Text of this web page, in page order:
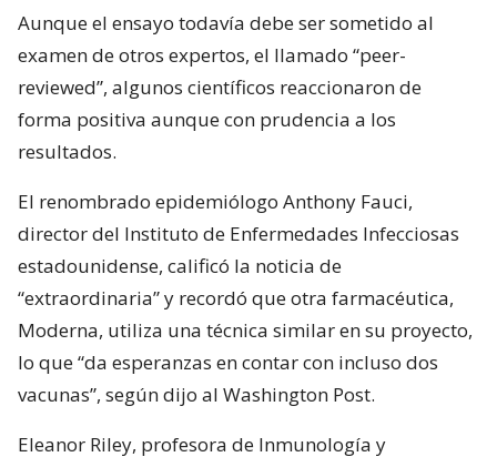
Aunque el ensayo todavía debe ser sometido al
examen de otros expertos, el llamado “peer-
reviewed”, algunos científicos reaccionaron de
forma positiva aunque con prudencia a los
resultados.
El renombrado epidemiólogo Anthony Fauci,
director del Instituto de Enfermedades Infecciosas
estadounidense, calificó la noticia de
“extraordinaria” y recordó que otra farmacéutica,
Moderna, utiliza una técnica similar en su proyecto,
lo que “da esperanzas en contar con incluso dos
vacunas”, según dijo al Washington Post.
Eleanor Riley, profesora de Inmunología y